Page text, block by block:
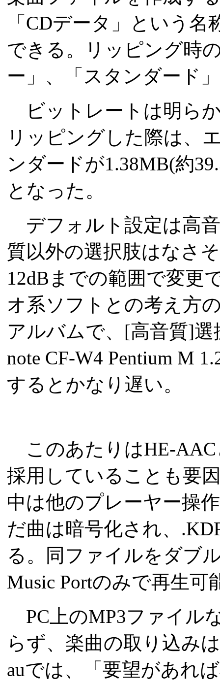
「CDデータ」という
できる。リッピング時
ー」、「スタンダード
ビットレートは明ら
リッピングした際は、
ンダードが1.38MB(約
となった。
デフォルト設定は高
質以外の選択肢はなさ
12dBまでの範囲で変更
オ系ソフトとの考え方
アルバムで、[高音質]選
note CF-W4 Pentium M
するとかなり遅い。
このあたりはHE-
採用していることも要
中は他のプレーヤー操
だ曲は暗号化され、
る。同ファイルをダブ
Music Portのみで再生可
PC上のMP3ファイル
らず、楽曲の取り込み
auでは、「要望があれ